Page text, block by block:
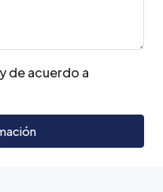
de acuerdo a